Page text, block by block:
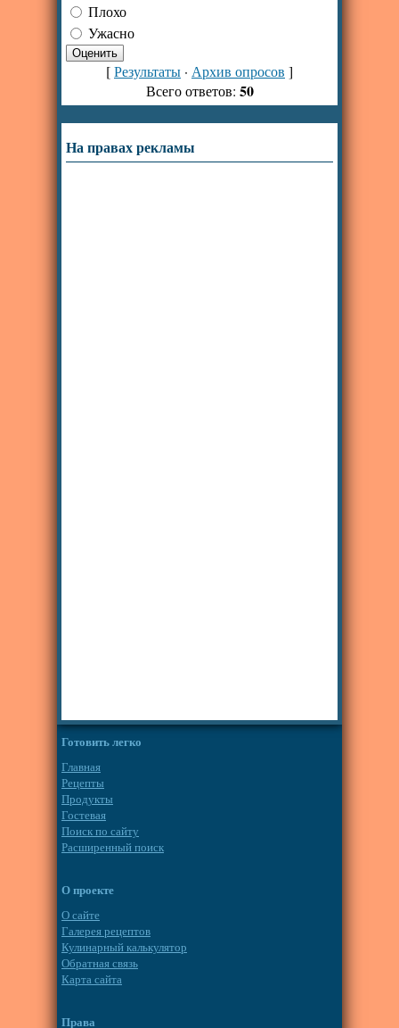
Плохо
Ужасно
[Результаты · Архив опросов ]
Всего ответов: 50
На правах рекламы
Готовить легко
Главная
Рецепты
Продукты
Гостевая
Поиск по сайту
Расширенный поиск
О проекте
О сайте
Галерея рецептов
Кулинарный калькулятор
Обратная связь
Карта сайта
Права